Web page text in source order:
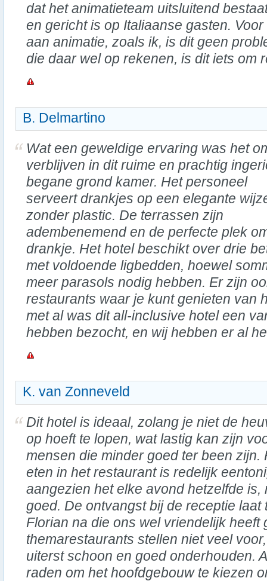
dat het animatieteam uitsluitend
en gericht is op Italiaanse gasten.
aan animatie, zoals ik, is dit geen
die daar wel op rekenen, is dit iets om
B. Delmartino
Wat een geweldige ervaring was het
verblijven in dit ruime en prachtig
begane grond kamer. Het personeel
serveert drankjes op een elegante
zonder plastic. De terrassen zijn
adembenemend en de perfecte plek
drankje. Het hotel beschikt over drie
met voldoende ligbedden, hoewel
meer parasols nodig hebben. Er zijn
restaurants waar je kunt genieten van
met al was dit all-inclusive hotel een
hebben bezocht, en wij hebben er al
K. van Zonneveld
Dit hotel is ideaal, zolang je niet de
op hoeft te lopen, wat lastig kan zijn
mensen die minder goed ter been zijn.
eten in het restaurant is redelijk
aangezien het elke avond hetzelfde is,
goed. De ontvangst bij de receptie laat
Florian na die ons wel vriendelijk heeft
themarestaurants stellen niet veel
uiterst schoon en goed onderhouden.
raden om het hoofdgebouw te kiezen